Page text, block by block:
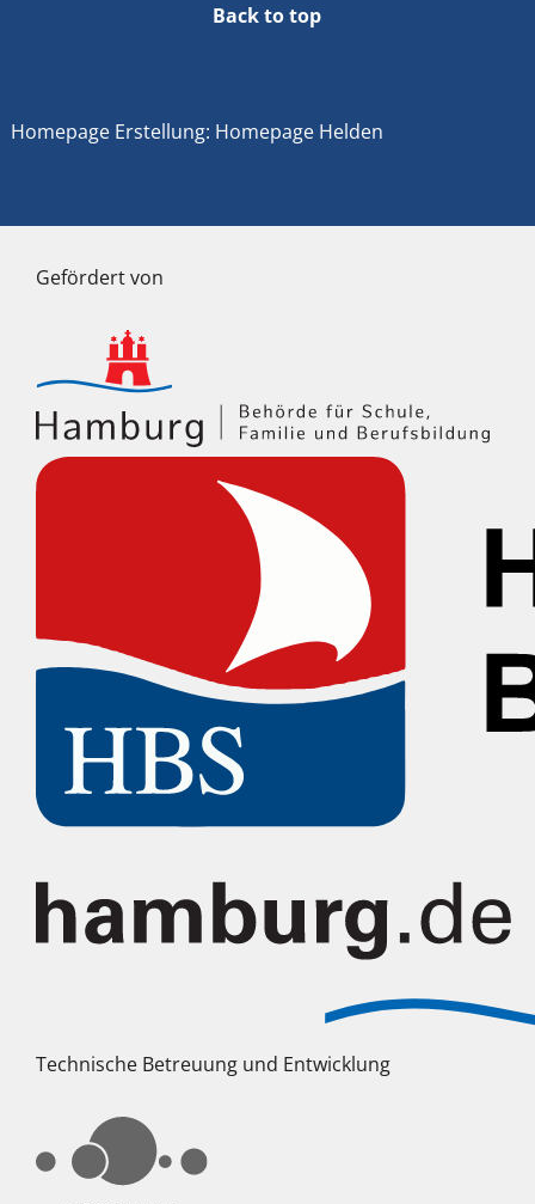
Back to top
Homepage Erstellung: Homepage Helden
Gefördert von
Technische Betreuung und Entwicklung